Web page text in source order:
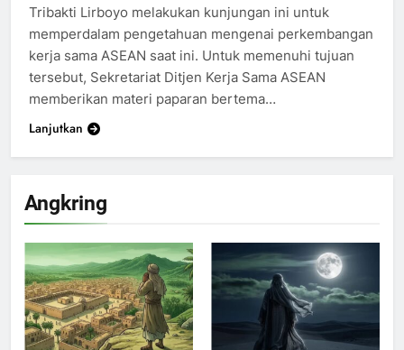
Angkring
200
Khutbah Idul Fitri di Rumah
KHUTBAH
Tribakti Lirboyo melakukan kunjungan ini untuk
memperdalam pengetahuan mengenai perkembangan
kerja sama ASEAN saat ini. Untuk memenuhi tujuan
tersebut, Sekretariat Ditjen Kerja Sama ASEAN
memberikan materi paparan bertema…
Lanjutkan